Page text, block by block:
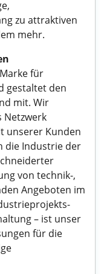
zu attraktiven
mehr.
für
gestaltet den
mit. Wir
Netzwerk
unserer Kunden
die Industrie der
von technik-,
Angeboten im
– ist unser
für die